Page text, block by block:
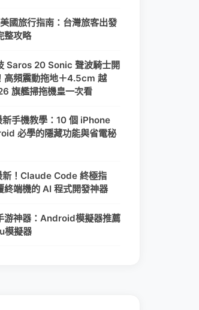
國旅行指南：台灣旅客出發
整攻略
Saros 20 Sonic 聲波騎士開
高頻震動拖地＋4.5cm 越
旗艦掃拖機皇一次看
手機教學：10 個 iPhone
必學的隱藏功能與省電秘
！Claude Code 終極指
終端機的 AI 程式開發神器
游神器：Android模擬器推薦
模擬器